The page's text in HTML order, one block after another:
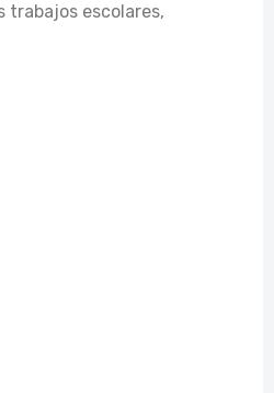
trabajos escolares,